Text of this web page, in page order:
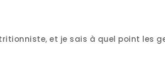
et je sais à quel point les